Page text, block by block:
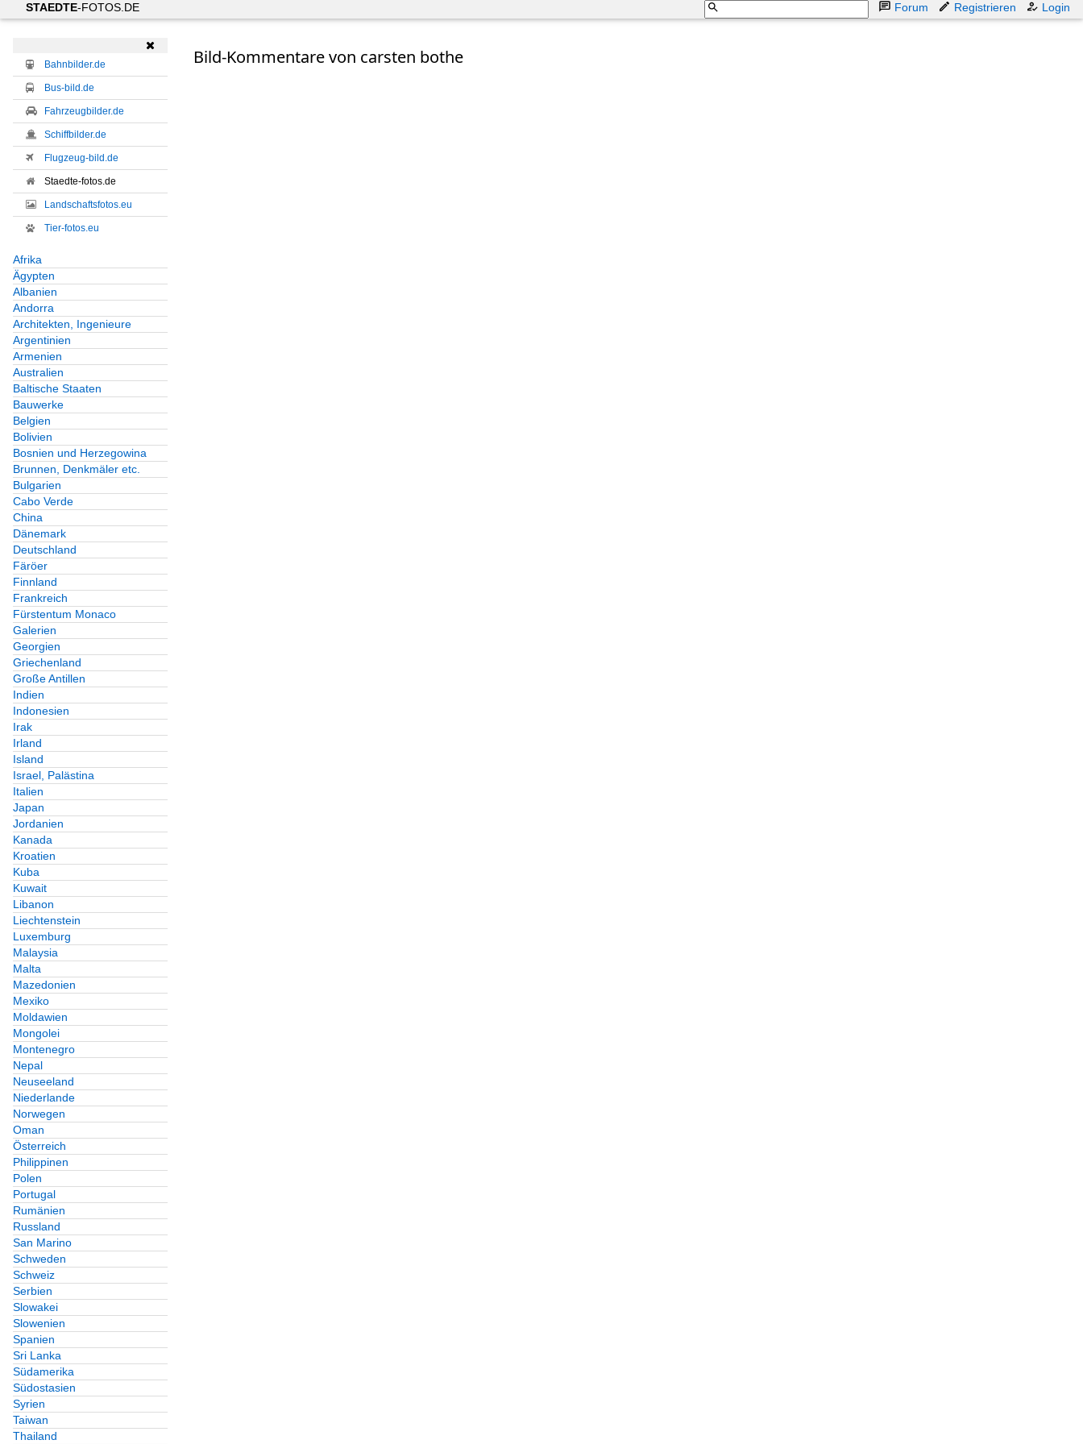
STAEDTE-FOTOS.DE Forum Registrieren Login

Bahnbilder.de
Bus-bild.de
Fahrzeugbilder.de
Schiffbilder.de
Flugzeug-bild.de
Staedte-fotos.de
Landschaftsfotos.eu
Tier-fotos.eu
Afrika
Ägypten
Albanien
Andorra
Architekten, Ingenieure
Argentinien
Armenien
Australien
Baltische Staaten
Bauwerke
Belgien
Bolivien
Bosnien und Herzegowina
Brunnen, Denkmäler etc.
Bulgarien
Cabo Verde
China
Dänemark
Deutschland
Färöer
Finnland
Frankreich
Fürstentum Monaco
Galerien
Georgien
Griechenland
Große Antillen
Indien
Indonesien
Irak
Irland
Island
Israel, Palästina
Italien
Japan
Jordanien
Kanada
Kroatien
Kuba
Kuwait
Libanon
Liechtenstein
Luxemburg
Malaysia
Malta
Mazedonien
Mexiko
Moldawien
Mongolei
Montenegro
Nepal
Neuseeland
Niederlande
Norwegen
Oman
Österreich
Philippinen
Polen
Portugal
Rumänien
Russland
San Marino
Schweden
Schweiz
Serbien
Slowakei
Slowenien
Spanien
Sri Lanka
Südamerika
Südostasien
Syrien
Taiwan
Thailand
Bild-Kommentare von carsten bothe